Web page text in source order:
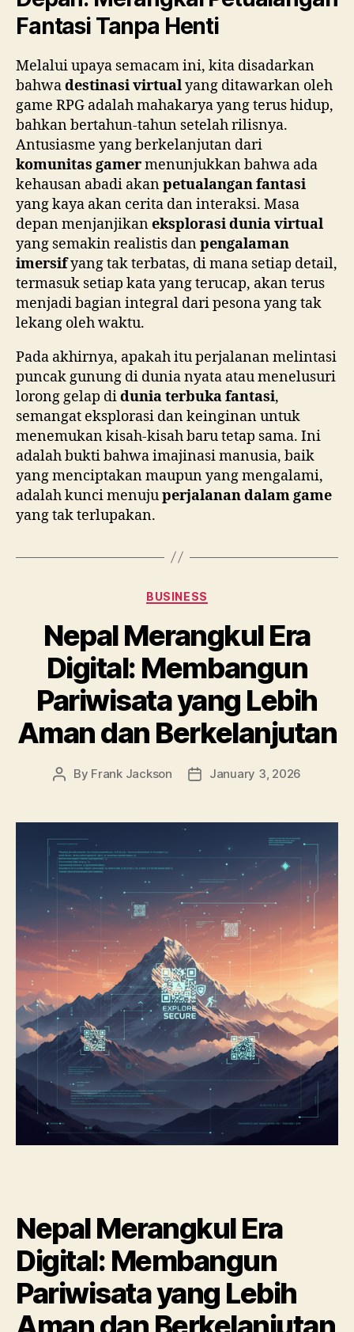
Fantasi Tanpa Henti
Melalui upaya semacam ini, kita disadarkan
bahwadestinasi virtualyang ditawarkan oleh
game RPG adalah mahakarya yang terus hidup,
bahkan bertahun-tahun setelah rilisnya.
Antusiasme yang berkelanjutan dari
komunitas gamermenunjukkan bahwa ada
kehausan abadi akanpetualangan fantasi
yang kaya akan cerita dan interaksi. Masa
depan menjanjikaneksplorasi dunia virtual
yang semakin realistis danpengalaman
imersifyang tak terbatas, di mana setiap detail,
termasuk setiap kata yang terucap, akan terus
menjadi bagian integral dari pesona yang tak
lekang oleh waktu.
Pada akhirnya, apakah itu perjalanan melintasi
puncak gunung di dunia nyata atau menelusuri
lorong gelap didunia terbuka fantasi,
semangat eksplorasi dan keinginan untuk
menemukan kisah-kisah baru tetap sama. Ini
adalah bukti bahwa imajinasi manusia, baik
yang menciptakan maupun yang mengalami,
adalah kunci menujuperjalanan dalam game
yang tak terlupakan.
Categories
BUSINESS
Nepal Merangkul Era
Digital: Membangun
Pariwisata yang Lebih
Aman dan Berkelanjutan
Post
By Frank Jackson
PostJanuary 3, 2026
Nepal Merangkul Era
Digital: Membangun
Pariwisata yang Lebih